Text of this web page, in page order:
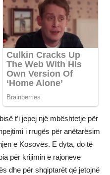
t’i jepej një mbështetje për
i rrugës për anëtarësim
e Kosovës. E dyta, do të
për krijimin e rajoneve
dhe për shqiptarët që jetojnë